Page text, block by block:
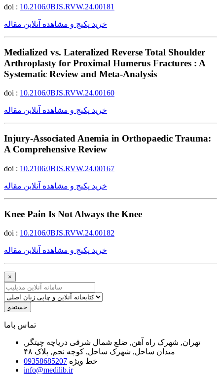
doi : 10.2106/JBJS.RVW.24.00181
خرید پکیج و مشاهده آنلاین مقاله
Medialized vs. Lateralized Reverse Total Shoulder
Arthroplasty for Proximal Humerus Fractures : A
Systematic Review and Meta-Analysis
doi : 10.2106/JBJS.RVW.24.00160
خرید پکیج و مشاهده آنلاین مقاله
Injury-Associated Anemia in Orthopaedic Trauma:
A Comprehensive Review
doi : 10.2106/JBJS.RVW.24.00167
خرید پکیج و مشاهده آنلاین مقاله
Knee Pain Is Not Always the Knee
doi : 10.2106/JBJS.RVW.24.00182
خرید پکیج و مشاهده آنلاین مقاله
×
جستجو
ﺗﻤﺎﺱ ﺑﺎﻣﺎ
تهران, شهرک راه آهن, ضلع شمال شرقی دریاچه چیتگر,
میدان ساحل, شهرک ساحل, کوچه نجم, پلاک ۴۸
خط ویژه 09358685207
info@medilib.ir